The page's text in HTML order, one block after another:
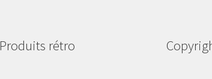
Produits rétro